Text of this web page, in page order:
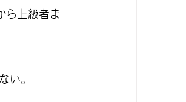
ら上級者ま
い。